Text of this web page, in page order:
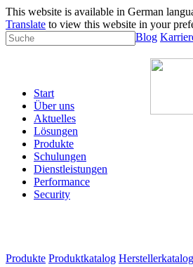
This website is available in German
Translate to view this website in your
Blog
Start
Über uns
Aktuelles
Lösungen
Produkte
Schulungen
Dienstleistungen
Performance
Security
Produkte Produktkatalog Herstellerkatalog